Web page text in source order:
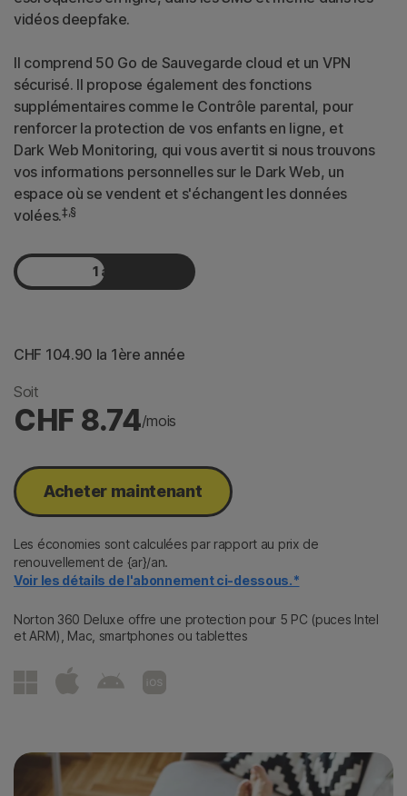
vidéos deepfake.
Il comprend 50 Go de Sauvegarde cloud et un VPN
sécurisé. Il propose également des fonctions
supplémentaires comme le Contrôle parental, pour
renforcer la protection de vos enfants en ligne, et
Dark Web Monitoring, qui vous avertit si nous trouvons
vos informations personnelles sur le Dark Web, un
espace où se vendent et s'échangent les données
volées.‡,§
1 an
CHF 104.90 la 1ère année
Soit
CHF 8.74/mois
Acheter maintenant​
Les économies sont calculées par rapport au prix de
renouvellement de {ar}/an.
Voir les détails de l'abonnement ci-dessous.*
Norton 360 Deluxe offre une protection pour 5 PC (puces Intel
et ARM), Mac, smartphones ou tablettes